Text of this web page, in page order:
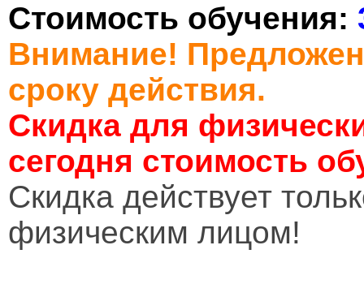
Стоимость обучения:
Внимание!
сроку действия.
Скидка для
сегодня стоимость
Cкидка действует
физическим лицом!